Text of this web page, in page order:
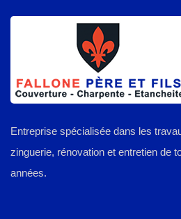
Entreprise spécialisée dans les
zinguerie, rénovation et entretien de
années.